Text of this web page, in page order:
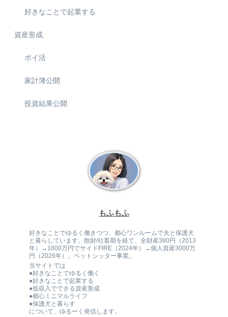
好きなことで起業する
資産形成
ポイ活
家計簿公開
投資結果公開
もふもふ
好きなことでゆるく働きつつ、都心ワンルームで夫と保護犬
と暮らしています。散財/社畜期を経て、全財産380円（2013
年）→1800万円でサイドFIRE（2024年）→個人資産3000万
円（2026年）。ペットシッター事業。
当サイトでは
●好きなことでゆるく働く
●好きなことで起業する
●低収入でできる資産形成
●都心ミニマルライフ
●保護犬と暮らす
について、ゆるーく発信します。